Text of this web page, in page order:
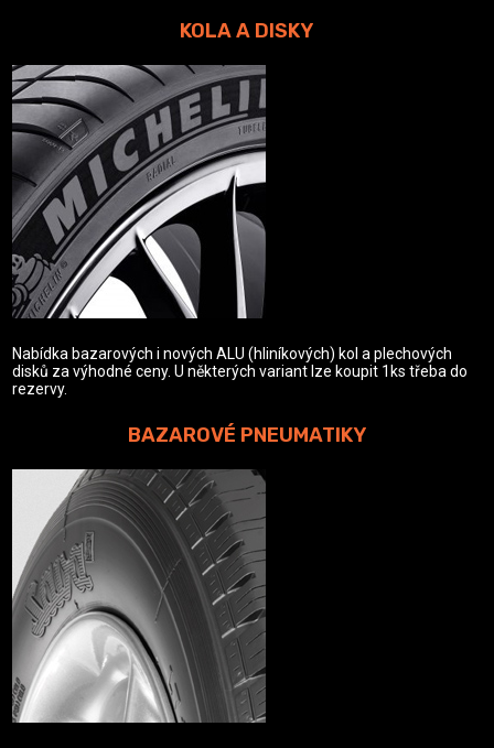
KOLA A DISKY
Nabídka bazarových i nových ALU (hliníkových) kol a plechových
disků za výhodné ceny. U některých variant lze koupit 1ks třeba do
rezervy.
BAZAROVÉ PNEUMATIKY